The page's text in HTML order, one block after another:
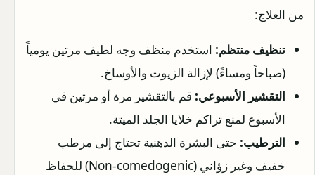
من العلاج:
تنظيف منتظم: استخدم منظف وجه لطيف مرتين يومياً
(صباحاً ومساءً) لإزالة الزيوت والأوساخ.
التقشير الأسبوعي: قم بالتقشير مرة أو مرتين في
الأسبوع لمنع تراكم خلايا الجلد الميتة.
الترطيب: حتى البشرة الدهنية تحتاج إلى مرطب
خفيف وغير زؤاني (Non-comedogenic) للحفاظ